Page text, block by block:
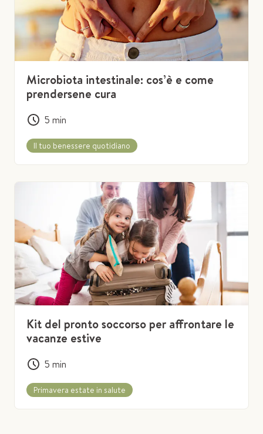
Microbiota intestinale: cos’è e come
prendersene cura
5 min
Il tuo benessere quotidiano
Kit del pronto soccorso per affrontare le
vacanze estive
5 min
Primavera estate in salute